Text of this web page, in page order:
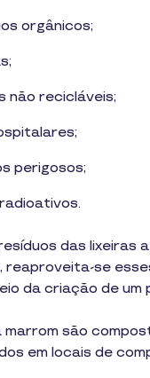
orgânicos;
não recicláveis;
perigosos;
das lixeiras
reaproveita-se
da criação de
marrom são
em locais de